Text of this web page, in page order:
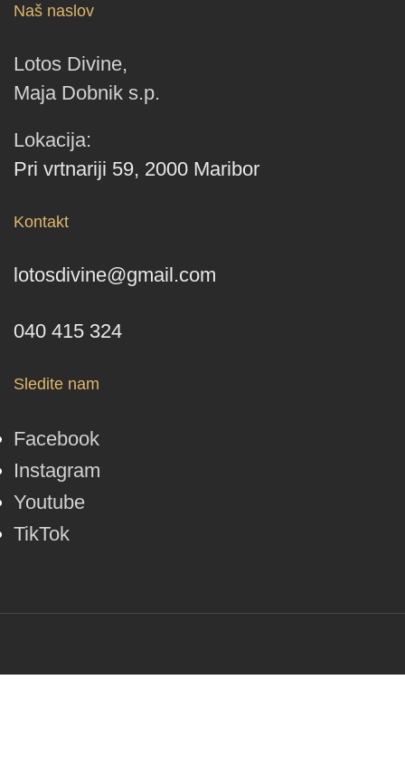
Naš naslov
Lotos Divine,
Maja Dobnik s.p.
Lokacija:
Pri vrtnariji 59, 2000 Maribor
Kontakt
lotosdivine@gmail.com
040 415 324
Sledite nam
Facebook
Instagram
Youtube
TikTok